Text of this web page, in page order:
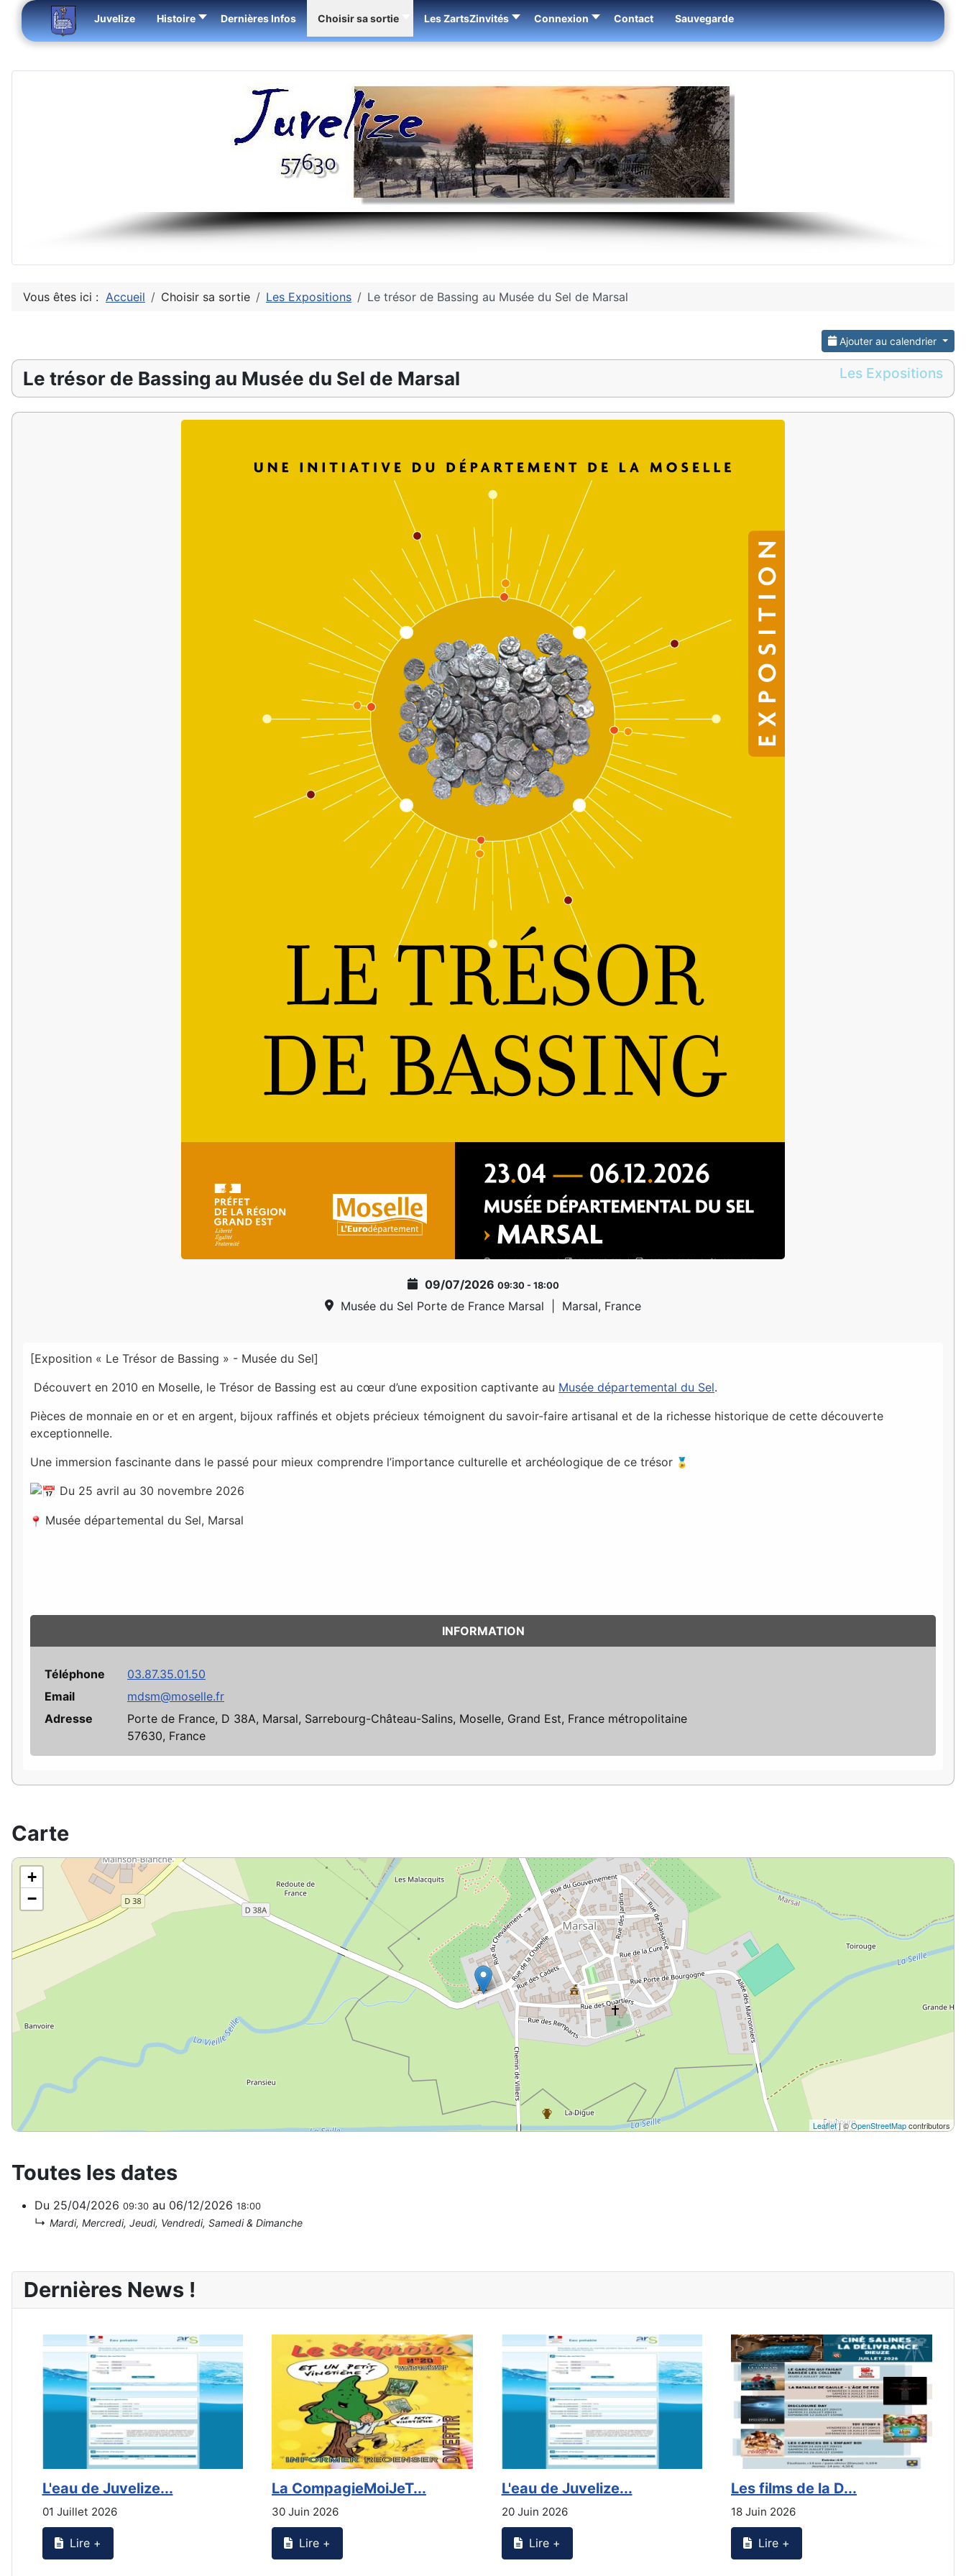
Juvelize Histoire Dernières Infos Choisir sa sortie Les ZartsZinvités Connexion Contact Sauvegarde
Vous êtes ici : Accueil Choisir sa sortie Les Expositions Le trésor de Bassing au Musée du Sel de Marsal
Ajouter au calendrier
Le trésor de Bassing au Musée du Sel de Marsal Les Expositions
09/07/2026 09:30- 18:00
Musée du Sel Porte de France Marsal Marsal, France
[Exposition « Le Trésor de Bassing » - Musée du Sel]
Découvert en 2010 en Moselle, le Trésor de Bassing est au cœur d’une exposition captivante au Musée départemental du Sel.
Pièces de monnaie en or et en argent, bijoux raffinés et objets précieux témoignent du savoir-faire artisanal et de la richesse historique de cette découverte
exceptionnelle.
Une immersion fascinante dans le passé pour mieux comprendre l’importance culturelle et archéologique de ce trésor
Du 25 avril au 30 novembre 2026
Musée départemental du Sel, Marsal
INFORMATION
Téléphone
03.87.35.01.50
Email
mdsm@moselle.fr
Adresse
Porte de France, D 38A, Marsal, Sarrebourg-Château-Salins, Moselle, Grand Est, France métropolitaine
57630, France
Carte
+
−
Leaflet| ©OpenStreetMapcontributors
Toutes les dates
Du 25/04/2026 09:30 au 06/12/2026 18:00
↳ Mardi, Mercredi, Jeudi, Vendredi, Samedi & Dimanche
Dernières News !
L'eau de Juvelize...
01 Juillet 2026
Lire +
La CompagieMoiJeT...
30 Juin 2026
Lire +
L'eau de Juvelize...
20 Juin 2026
Lire +
Les films de la D...
18 Juin 2026
Lire +